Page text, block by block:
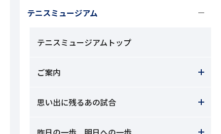
テニスミュージアム
テニスミュージアムトップ
ご案内
思い出に残るあの試合